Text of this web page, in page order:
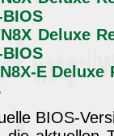
BIOS
Deluxe
BIOS
E
BIOS-